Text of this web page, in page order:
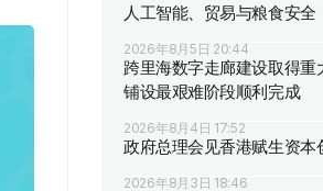
人工智能、贸易与粮食安全
2026年8月5日 20:44
跨里海数字走廊建设取得重
铺设最艰难阶段顺利完成
2026年8月4日 17:52
政府总理会见香港赋生资本
2026年8月3日 18:46